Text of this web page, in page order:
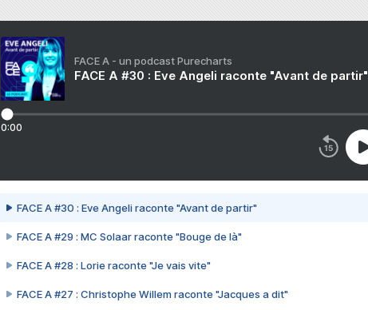
FACE A - un podcast Purecharts
FACE A #30 : Eve Angeli raconte "Avant de partir"
0:00
FACE A #30 : Eve Angeli raconte "Avant de partir"
FACE A #29 : MC Solaar raconte "Bouge de là"
FACE A #28 : Lorie raconte "Je vais vite"
FACE A #27 : Christophe Willem raconte "Jacques a dit"